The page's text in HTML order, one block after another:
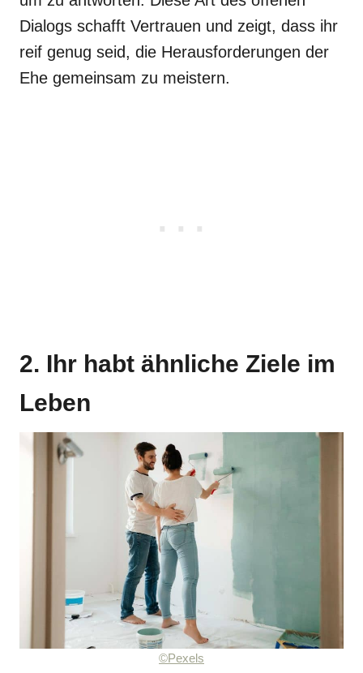
Dialogs schafft Vertrauen und zeigt, dass ihr
reif genug seid, die Herausforderungen der
Ehe gemeinsam zu meistern.
2. Ihr habt ähnliche Ziele im
Leben
©Pexels